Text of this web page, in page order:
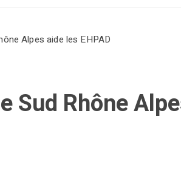
Alpes aide les EHPAD
Sud Rhône